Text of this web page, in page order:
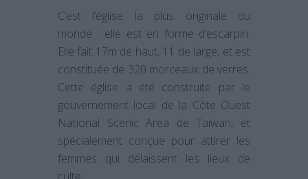
C’est l’église la plus originale du
monde : elle est en forme d’escarpin.
Elle fait 17m de haut, 11 de large, et est
constituée de 320 morceaux de verres.
Cette église a été construite par le
gouvernement local de la Côte Ouest
National Scenic Area de Taiwan, et
spécialement conçue pour attirer les
femmes qui délaissent les lieux de